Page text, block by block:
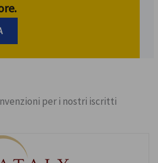
per i nostri iscritti